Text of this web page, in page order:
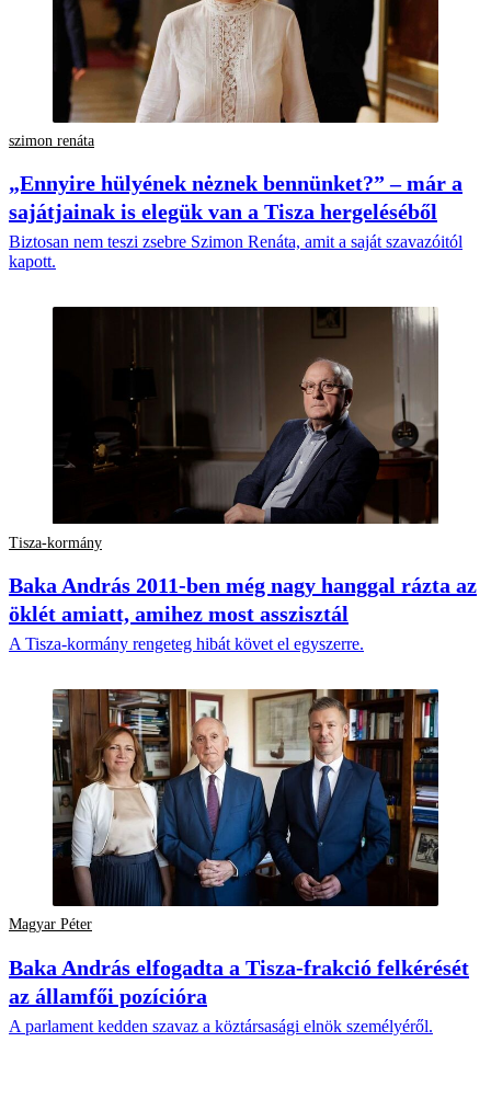
szimon renáta
„Ennyire hülyének nėznek bennünket?” – már a
sajátjainak is elegük van a Tisza hergeléséből
Biztosan nem teszi zsebre Szimon Renáta, amit a saját szavazóitól
kapott.
Tisza-kormány
Baka András 2011-ben még nagy hanggal rázta az
öklét amiatt, amihez most asszisztál
A Tisza-kormány rengeteg hibát követ el egyszerre.
Magyar Péter
Baka András elfogadta a Tisza-frakció felkérését
az államfői pozícióra
A parlament kedden szavaz a köztársasági elnök személyéről.